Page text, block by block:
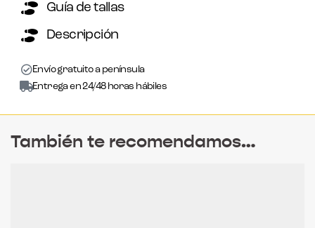
Guía de tallas
Descripción
Envío gratuito a península
Entrega en 24/48 horas hábiles
También te recomendamos…